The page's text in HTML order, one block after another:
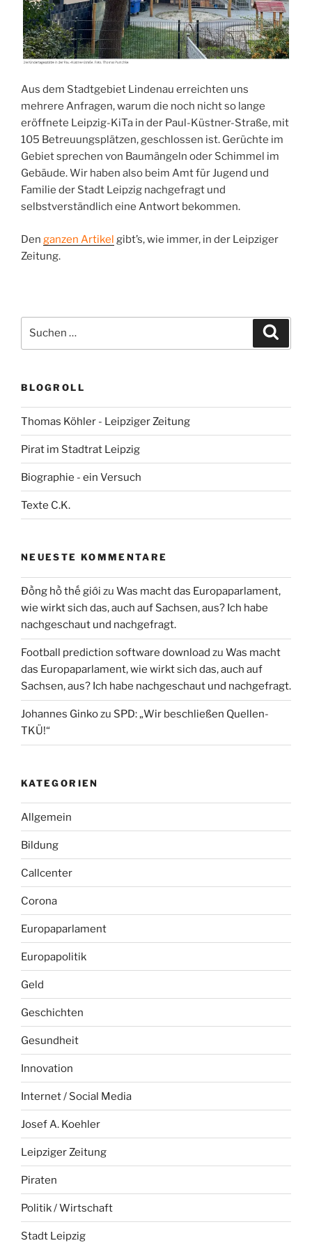
Aus dem Stadtgebiet Lindenau erreichten uns
mehrere Anfragen, warum die noch nicht so lange
eröffnete Leipzig-KiTa in der Paul-Küstner-Straße, mit
105 Betreuungsplätzen, geschlossen ist. Gerüchte im
Gebiet sprechen von Baumängeln oder Schimmel im
Gebäude. Wir haben also beim Amt für Jugend und
Familie der Stadt Leipzig nachgefragt und
selbstverständlich eine Antwort bekommen.
Den ganzen Artikel gibt’s, wie immer, in der Leipziger
Zeitung.
nach:
BLOGROLL
Thomas Köhler - Leipziger Zeitung
Pirat im Stadtrat Leipzig
Biographie - ein Versuch
Texte C.K.
NEUESTE KOMMENTARE
Đồng hồ thế giới zu Was macht das Europaparlament,
wie wirkt sich das, auch auf Sachsen, aus? Ich habe
nachgeschaut und nachgefragt.
Football prediction software download zu Was macht
das Europaparlament, wie wirkt sich das, auch auf
Sachsen, aus? Ich habe nachgeschaut und nachgefragt.
Johannes Ginkozu SPD: „Wir beschließen Quellen-
TKÜ!“
KATEGORIEN
Allgemein
Bildung
Callcenter
Corona
Europaparlament
Europapolitik
Geld
Geschichten
Gesundheit
Innovation
Internet / Social Media
Josef A. Koehler
Leipziger Zeitung
Piraten
Politik / Wirtschaft
Stadt Leipzig